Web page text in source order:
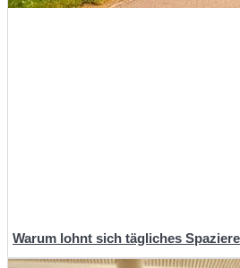
Warum lohnt sich tägliches